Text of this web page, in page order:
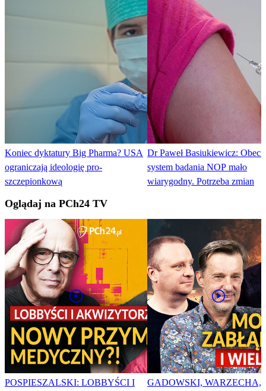
Koniec dyktatury Big Pharma? USA
ograniczają ideologię pro-
szczepionkową
Dr Paweł Basiukiewicz:
system badania NOP mało
wiarygodny. Potrzeba zmian
Oglądaj na PCh24 TV
POSPIESZALSKI: LOBBYŚCI I
GADOWSKI, WARZECHA,